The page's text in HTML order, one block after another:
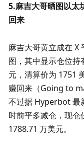
5.麻吉大哥晒图以太
回来
麻吉大哥黄立成在 X
图，其中显示仓位持
元，清算价为 1751
赚回来（Going to
不过据 Hyperbot 最
时前平多减仓，现仓
1788.71 万美元。